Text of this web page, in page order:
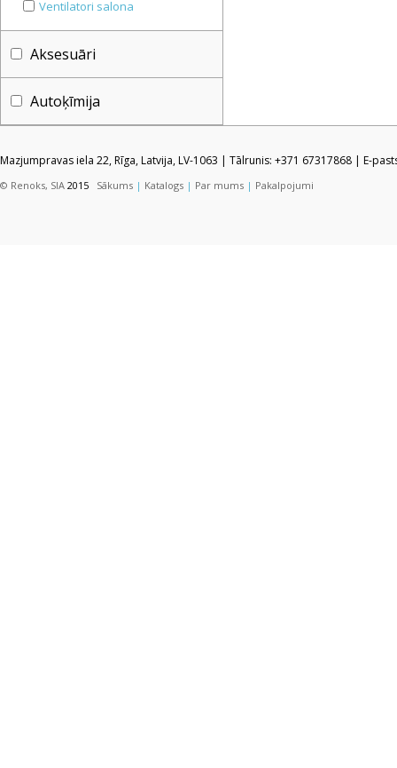
Ventilatori salona
Aksesuāri
Autoķīmija
Mazjumpravas iela 22, Rīga, Latvija, LV-1063 | Tālrunis: +371 67317868 | E-
© Renoks, SIA 2015 Sākums | Katalogs | Par mums | Pakalpojumi